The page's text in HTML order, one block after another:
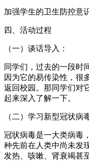
加强学生的卫生防控意
四、活动过程
（一）谈话导入：
同学们，过去的一段时
因为它的易传染性，很
返回校园。那同学们对
起来深入了解一下。
（二）学习新型冠状病
冠状病毒是一大类病毒
种先前在人类中尚未发
发热、咳嗽、肾衰竭甚